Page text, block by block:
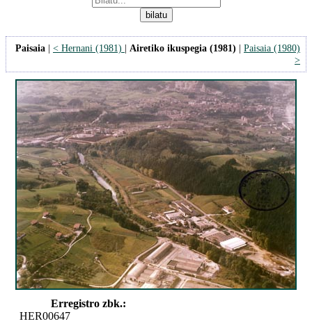
Paisaia | < Hernani (1981) | Airetiko ikuspegia (1981) | Paisaia (1980)
>
Erregistro zbk.:
HER00647